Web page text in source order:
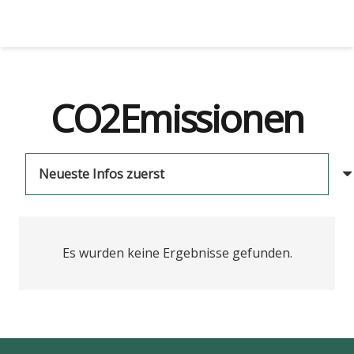
CO2Emissionen
Es wurden keine Ergebnisse gefunden.